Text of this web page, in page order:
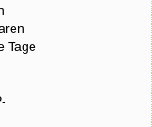
Tage